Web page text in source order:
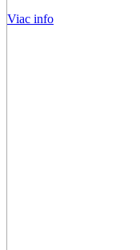
Viac info